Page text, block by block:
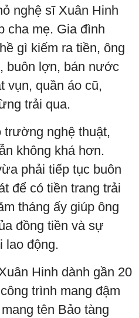
nghệ sĩ Xuân Hinh
cha mẹ. Gia đình
gì kiếm ra tiền, ông
buôn lợn, bán nước
vụn, quần áo cũ,
trải qua.
trường nghệ thuật,
không khá hơn.
phải tiếp tục buôn
để có tiền trang trải
tháng ấy giúp ông
đồng tiền và sự
lao động.
Hinh dành gần 20
trình mang đậm
tên Bảo tàng